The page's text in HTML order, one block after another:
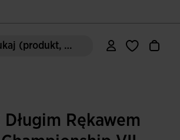
Szukaj (produkt, styl, obszar, ect.)
Długim Rękawem